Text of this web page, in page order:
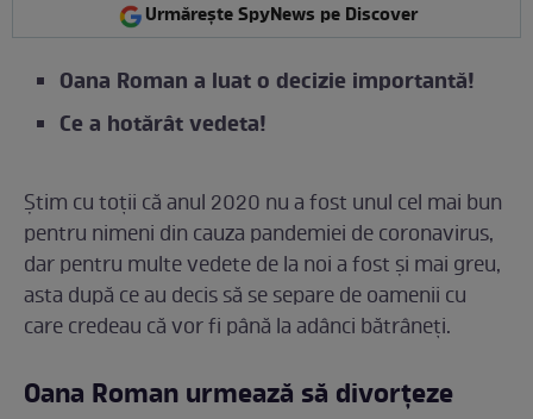
Urmărește SpyNews pe Discover
Oana Roman a luat o decizie importantă!
Ce a hotărât vedeta!
Știm cu toții că anul 2020 nu a fost unul cel mai bun
pentru nimeni din cauza pandemiei de coronavirus,
dar pentru multe vedete de la noi a fost și mai greu,
asta după ce au decis să se separe de oamenii cu
care credeau că vor fi până la adânci bătrâneți.
Oana Roman urmează să divorțeze